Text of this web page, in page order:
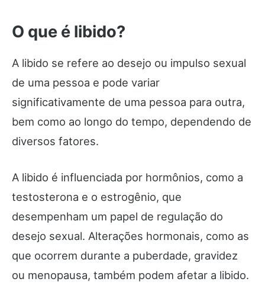
O que é libido?
A libido se refere ao desejo ou impulso sexual
de uma pessoa e pode variar
significativamente de uma pessoa para outra,
bem como ao longo do tempo, dependendo de
diversos fatores.
A libido é influenciada por hormônios, como a
testosterona e o estrogênio, que
desempenham um papel de regulação do
desejo sexual. Alterações hormonais, como as
que ocorrem durante a puberdade, gravidez
ou menopausa, também podem afetar a libido.